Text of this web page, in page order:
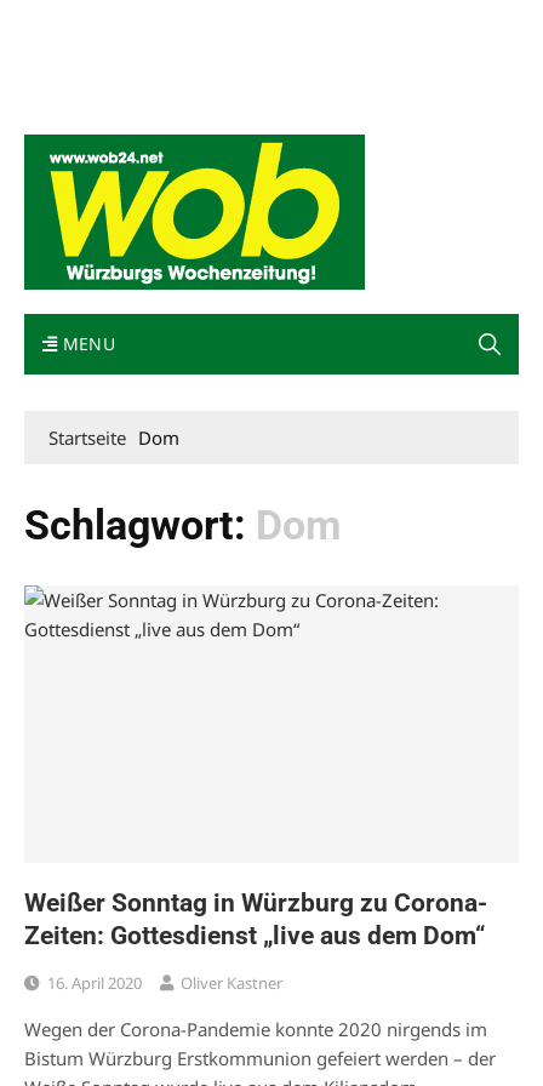
MENU
Startseite Dom
Schlagwort: Dom
Weißer Sonntag in Würzburg zu Corona-
Zeiten: Gottesdienst „live aus dem Dom“
16. April 2020 Oliver Kastner
Wegen der Corona-Pandemie konnte 2020 nirgends im
Bistum Würzburg Erstkommunion gefeiert werden – der